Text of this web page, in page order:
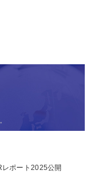
レポート2025公開